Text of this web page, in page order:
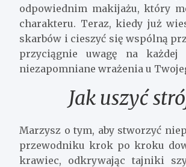
odpowiednim makijażu, który
charakteru. Teraz, kiedy już
skarbów i cieszyć się wspólną
przyciągnie uwagę na każdej
niezapomniane wrażenia u
Jak uszyć
Marzysz o tym, aby stworzyć
przewodniku krok po kroku
krawiec, odkrywając tajniki